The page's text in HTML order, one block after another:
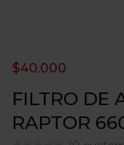
FILTRO DE
RAPTOR
$40.000